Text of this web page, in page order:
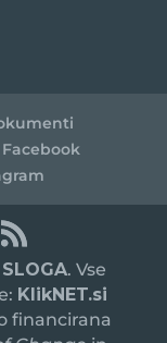
Facebook
. Vse
KlikNET.si
financirana